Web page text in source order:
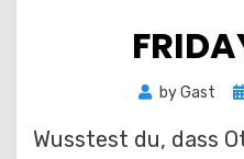
byGast
Wusstest du, dass